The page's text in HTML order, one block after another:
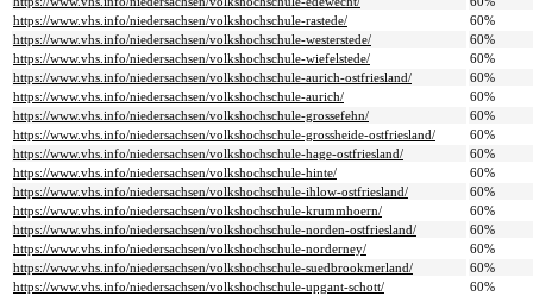
https://www.vhs.info/niedersachsen/volkshochschule-rastede/
60%
https://www.vhs.info/niedersachsen/volkshochschule-westerstede/
60%
https://www.vhs.info/niedersachsen/volkshochschule-wiefelstede/
60%
https://www.vhs.info/niedersachsen/volkshochschule-aurich-ostfriesland/
60%
https://www.vhs.info/niedersachsen/volkshochschule-aurich/
60%
https://www.vhs.info/niedersachsen/volkshochschule-grossefehn/
60%
https://www.vhs.info/niedersachsen/volkshochschule-grossheide-ostfriesland/
60%
https://www.vhs.info/niedersachsen/volkshochschule-hage-ostfriesland/
60%
https://www.vhs.info/niedersachsen/volkshochschule-hinte/
60%
https://www.vhs.info/niedersachsen/volkshochschule-ihlow-ostfriesland/
60%
https://www.vhs.info/niedersachsen/volkshochschule-krummhoern/
60%
https://www.vhs.info/niedersachsen/volkshochschule-norden-ostfriesland/
60%
https://www.vhs.info/niedersachsen/volkshochschule-norderney/
60%
https://www.vhs.info/niedersachsen/volkshochschule-suedbrookmerland/
60%
https://www.vhs.info/niedersachsen/volkshochschule-upgant-schott/
60%